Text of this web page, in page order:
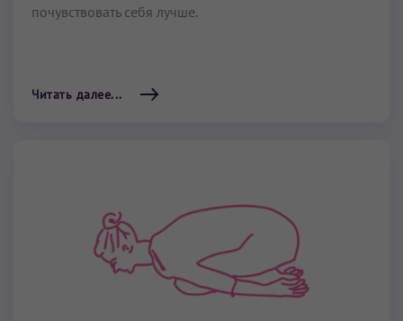
почувствовать себя лучше.
Читать далее...